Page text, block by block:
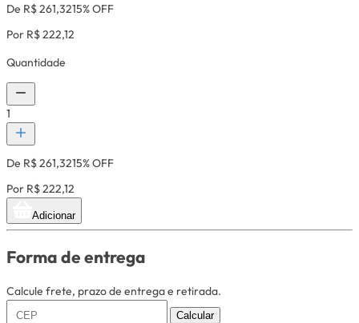
De R$ 261,3215% OFF
Por R$ 222,12
Quantidade
1
De R$ 261,3215% OFF
Por R$ 222,12
Adicionar
Forma de entrega
Calcule frete, prazo de entrega e retirada.
Calcular